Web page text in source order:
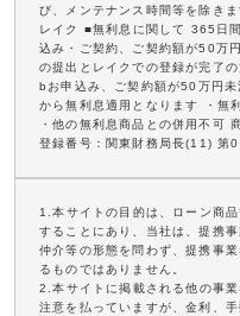
び、メンテナンス時間等を除きま
レイク ■無利息に関して 365日
込み・ご契約、ご契約額が50万
の提出とレイクでの登録が完了
bお申込み、ご契約額が50万円
から無利息適用となります ・無
・他の無利息商品との併用不可
登録番号：関東財務局長(11)
1.本サイトの目的は、ローン商
することにあり、当社は、提携
仲介等の形態を問わず、提携事
るものではありません。
2.本サイトに掲載される他の事
注意を払っていますが、金利、